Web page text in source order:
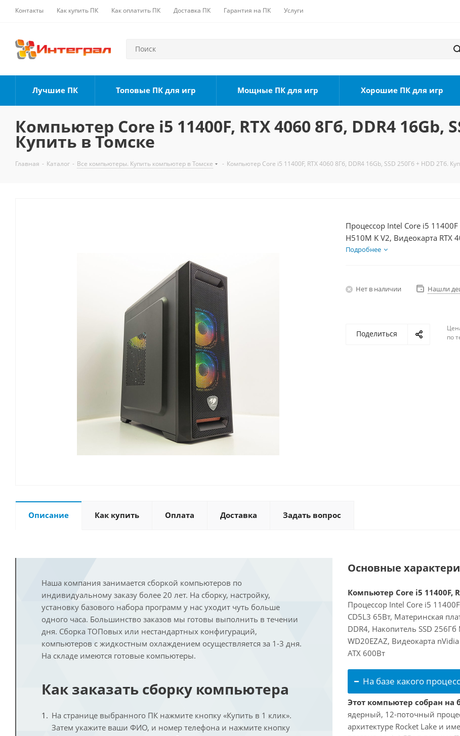
Контакты Как купить ПК Как оплатить ПК Доставка ПК Гарантия на ПК Услуги
Лучшие ПК Топовые ПК для игр Мощные ПК для игр Хорошие ПК для игр
Компьютер Core i5 11400F, RTX 4060 8Гб, DDR4 16Gb,
Купить в Томске
Главная - Каталог - Все компьютеры. Купить компьютер в Томске - Компьютер Core i5 11400F, RTX 4060 8Гб, DDR4 16Gb, SSD 250Гб + HDD 2Тб.
Процессор Intel Core i5
H510M K V2, Видеокарта RTX
HDD 2Тб, БП 600Вт
Подробнее
Нет в наличии Нашли
Поделиться
по
Описание Как купить Оплата Доставка Задать вопрос
Наша компания занимается сборкой компьютеров по
индивидуальному заказу более 20 лет. На сборку, настройку,
установку базового набора программ у нас уходит чуть больше
одного часа. Большинство заказов мы готовы выполнить в течении
дня. Сборка ТОПовых или нестандартных конфигураций,
компьютеров с жидкостным охлаждением осуществляется за 1-3 дня.
На складе имеются готовые компьютеры.
Как заказать сборку компьютера
На странице выбранного ПК нажмите кнопку «Купить в 1 клик».
Затем укажите ваши ФИО, и номер телефона и нажмите кнопку
Основные
Компьютер Core i5 11400F,
Процессор Intel Core i5
CD5L3 65Вт, Материнская
DDR4, Накопитель SSD
WD20EZAZ, Видеокарта
ATX 600Вт
На базе какого
Этот компьютер собран на
ядерный, 12-поточный
архитектуре Rocket Lake и